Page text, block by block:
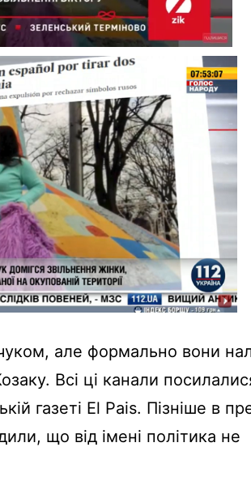
але формально вони
Всі ці канали
газеті El Pais. Пізніше в
що від імені політика не